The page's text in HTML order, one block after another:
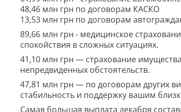
48,46 млн грн по договорам КАСКО
13,53 млн грн по договорам
89,66 млн грн - медицинское
спокойствия в сложных ситуациях.
41,10 млн грн — страхование
непредвиденных обстоятельств.
47,81 млн грн — по договорам других
стабильность и поддержку вашим
Самая большая выплата декабря